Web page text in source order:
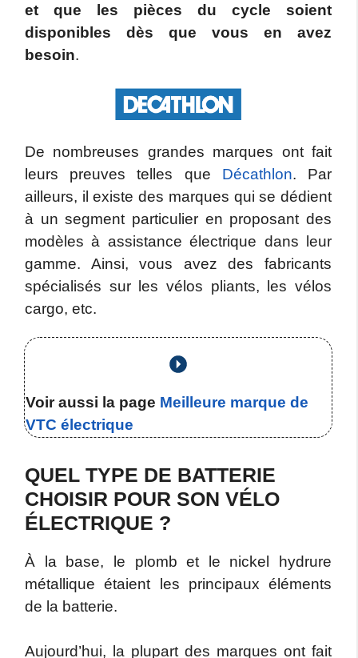
et que les pièces du cycle soient
disponibles dès que vous en avez
besoin.
De nombreuses grandes marques ont fait
leurs preuves telles que Décathlon. Par
ailleurs, il existe des marques qui se dédient
à un segment particulier en proposant des
modèles à assistance électrique dans leur
gamme. Ainsi, vous avez des fabricants
spécialisés sur les vélos pliants, les vélos
cargo, etc.
Voir aussi la page Meilleure marque de
VTC électrique
QUEL TYPE DE BATTERIE
CHOISIR POUR SON VÉLO
ÉLECTRIQUE ?
À la base, le plomb et le nickel hydrure
métallique étaient les principaux éléments
de la batterie.
Aujourd’hui, la plupart des marques ont fait